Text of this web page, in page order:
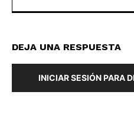
DEJA UNA RESPUESTA
INICIAR SESIÓN PARA